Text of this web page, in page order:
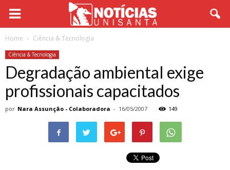
Home Ciência & Tecnologia
Ciência & Tecnologia
Degradação ambiental exige
profissionais capacitados
por Nara Assunção - Colaboradora - 16/05/2007 149